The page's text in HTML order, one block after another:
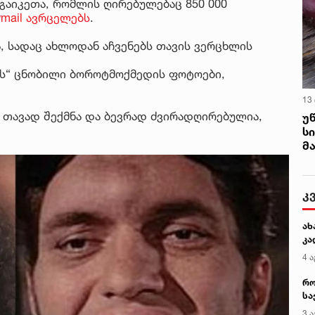
რომლის ღირებულებაც 850 000
ავრცელებს.
სადაც ახლოდან აჩვენებს თავის ვერცხლის
ცნობილი ბოროტმოქმედის ფოტოები,
შექმნა და ბევრად ძვირადღირებულია,
13
4